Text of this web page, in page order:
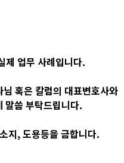
제 업무 사례입니다.
혹은 칼럼의 대표변호사와
말씀 부탁드립니다.
지, 도용등을 금합니다.